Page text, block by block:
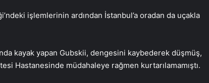
işlemlerinin ardından İstanbul’a oradan da uçakla
kayak yapan Gubskii, dengesini kaybederek düşmüş,
Hastanesinde müdahaleye rağmen kurtarılamamıştı.